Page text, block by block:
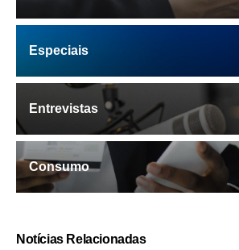
Especiais
Entrevistas
Consumo
Notícias Relacionadas